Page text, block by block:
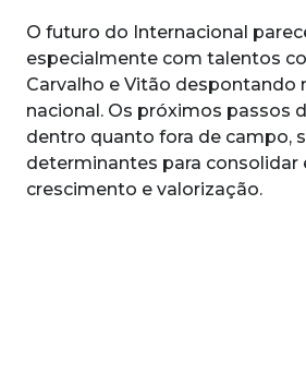
O futuro do Internacional
especialmente com talentos
Carvalho e Vitão despontando
nacional. Os próximos passos
dentro quanto fora de campo,
determinantes para consolidar
crescimento e valorização.